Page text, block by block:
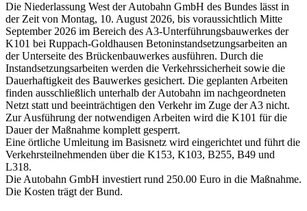
Die Niederlassung West der Autobahn GmbH des Bundes lässt in
der Zeit von Montag, 10. August 2026, bis voraussichtlich Mitte
September 2026 im Bereich des A3-Unterführungsbauwerkes der
K101 bei Ruppach-Goldhausen Betoninstandsetzungsarbeiten an
der Unterseite des Brückenbauwerkes ausführen. Durch die
Instandsetzungsarbeiten werden die Verkehrssicherheit sowie die
Dauerhaftigkeit des Bauwerkes gesichert. Die geplanten Arbeiten
finden ausschließlich unterhalb der Autobahn im nachgeordneten
Netzt statt und beeinträchtigen den Verkehr im Zuge der A3 nicht.
Zur Ausführung der notwendigen Arbeiten wird die K101 für die
Dauer der Maßnahme komplett gesperrt.
Eine örtliche Umleitung im Basisnetz wird eingerichtet und führt die
Verkehrsteilnehmenden über die K153, K103, B255, B49 und
L318.
Die Autobahn GmbH investiert rund 250.00 Euro in die Maßnahme.
Die Kosten trägt der Bund.